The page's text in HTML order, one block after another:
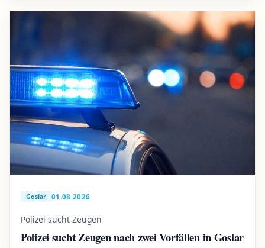
Goslar 01.08.2026
Polizei sucht Zeugen
Polizei sucht Zeugen nach zwei Vorfällen in Goslar